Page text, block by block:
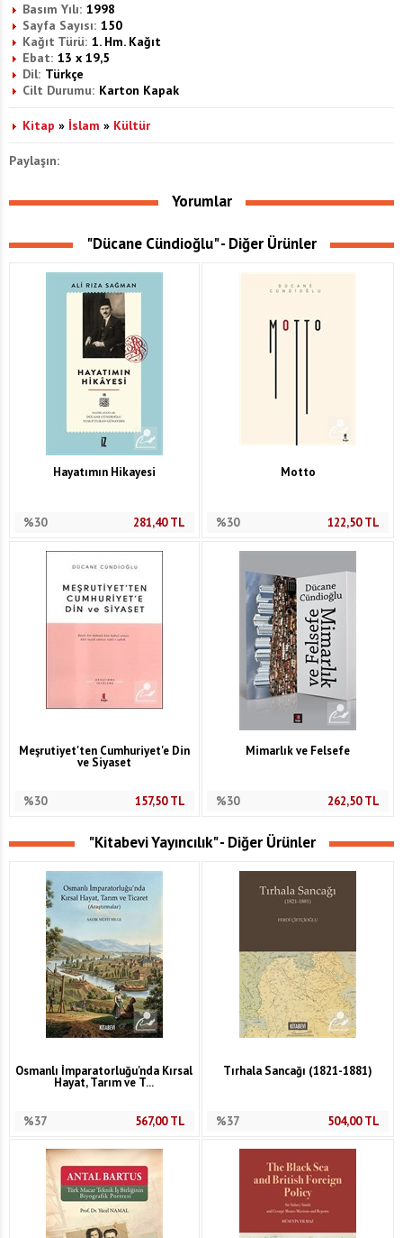
Basım Yılı: 1998
Sayfa Sayısı: 150
Kağıt Türü: 1. Hm. Kağıt
Ebat: 13 x 19,5
Dil: Türkçe
Cilt Durumu: Karton Kapak
Kitap » İslam » Kültür
Paylaşın:
Yorumlar
"Dücane Cündioğlu" - Diğer Ürünler
Hayatımın Hikayesi
%30 281,40TL
Motto
%30 122,50TL
Meşrutiyet'ten Cumhuriyet'e Din
ve Siyaset
%30 157,50TL
Mimarlık ve Felsefe
%30 262,50TL
"Kitabevi Yayıncılık" - Diğer Ürünler
Osmanlı İmparatorluğu'nda Kırsal
Hayat, Tarım ve T...
%37 567,00TL
Tırhala Sancağı (1821-1881)
%37 504,00TL